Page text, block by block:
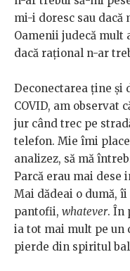
mi-i doresc sau dacă
Oamenii judecă mult
dacă rațional n-ar
Deconectarea ține și
COVID, am observat
jur când trec pe
telefon. Mie îmi
analizez, să mă
Parcă erau mai dese
Mai dădeai o dumă,
pantofii, whatever. În
ia tot mai mult pe un
pierde din spiritul